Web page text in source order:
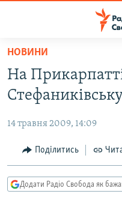
Перейти
основного
матеріалу
Перейти
до
навігації
Перейти
до
ВСЕ ЗА ДОБУ
СТАТТІ
ПОЛІТИКА
ЕКОНОМІКА
КУЛЬТУРА
ВІЙНА
РОСІЙСЬКА
КРИМ.РЕАЛІЇ
НОВИНИ
На
14 травня 2009, 14:09
Поділитись
Додати Радіо Свобода як